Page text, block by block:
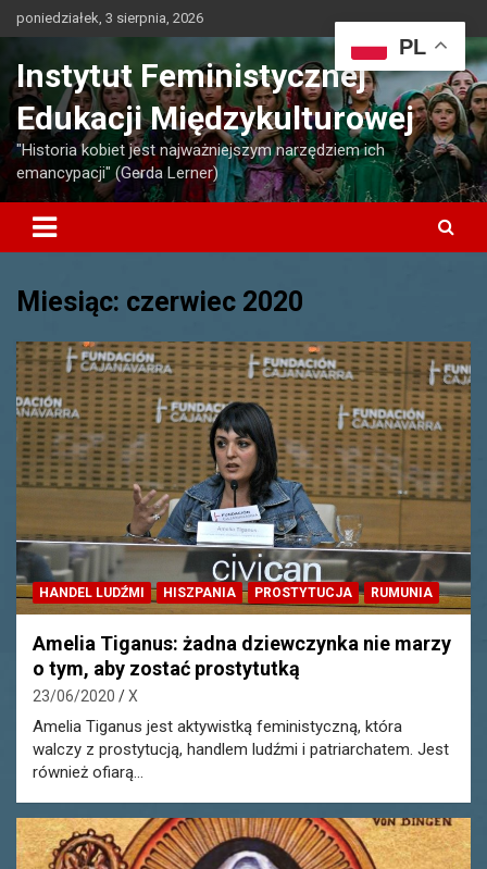
to
poniedziałek, 3 sierpnia, 2026
Instytut Feministycznej
Edukacji Międzykulturowej
"Historia kobiet jest najważniejszym narzędziem ich
emancypacji" (Gerda Lerner)
Miesiąc: czerwiec 2020
HANDEL LUDŹMI HISZPANIA PROSTYTUCJA RUMUNIA
Amelia Tiganus: żadna dziewczynka nie marzy
o tym, aby zostać prostytutką
23/06/2020 X
Amelia Tiganus jest aktywistką feministyczną, która
walczy z prostytucją, handlem ludźmi i patriarchatem. Jest
również ofiarą…
PL